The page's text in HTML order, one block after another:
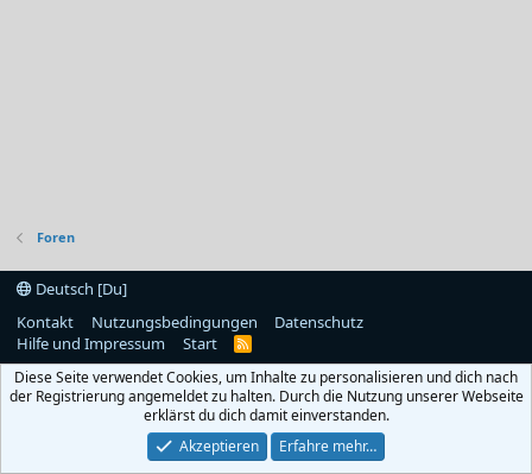
Foren
Deutsch [Du]
Kontakt
Nutzungsbedingungen
Datenschutz
Hilfe und Impressum
Start
R
S
Diese Seite verwendet Cookies, um Inhalte zu personalisieren und dich nach
der Registrierung angemeldet zu halten. Durch die Nutzung unserer Webseite
erklärst du dich damit einverstanden.
Akzeptieren
Erfahre mehr…